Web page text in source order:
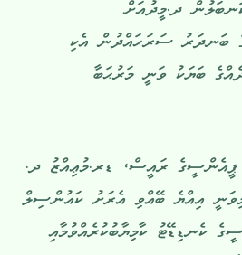
ދ.މީދުއަށް
ބަނދަރު ސަރަހައްދުން އެކި
ބަޔަކު ވަނީ މަރުޙަބާ
ރައީސް، ޑރ.މުޢިއްޒު ދ.
އިއްޔެ ބޭއްވި އެރަށު ކައުންސިލް
ކެނޑިޑޭޓު ކާމިޔާބުކުރެއްވުމާއި